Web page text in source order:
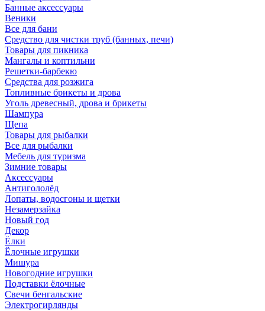
Банные аксессуары
Веники
Все для бани
Средство для чистки труб (банных, печи)
Товары для пикника
Мангалы и коптильни
Решетки-барбекю
Средства для розжига
Топливные брикеты и дрова
Уголь древесный, дрова и брикеты
Шампура
Щепа
Товары для рыбалки
Все для рыбалки
Мебель для туризма
Зимние товары
Аксессуары
Антигололёд
Лопаты, водосгоны и щетки
Незамерзайка
Новый год
Декор
Ёлки
Ёлочные игрушки
Мишура
Новогодние игрушки
Подставки ёлочные
Свечи бенгальские
Электрогирлянды